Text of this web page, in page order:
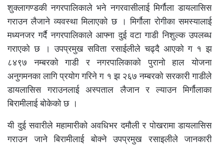
शुक्लागण्डकी नगरपालिकाले भने नगरवासीलाई मिर्गौला डायलासिस
गराउन लैजाने व्यवस्था मिलाएको छ । मिर्गौला रोगीका समस्यालाई
मध्यनजर गर्दै नगरपालिकाले आफ्ना दुई वटा गाडी निशुल्क उपलब्ध
गराएको छ । उपप्रमुख सविता रसाईलीले चढ्दै आएको ग १ झ
८४९७ नम्बरको गाडी र नगरपालिकाको पुरानो हाल योजना
अनुगमनका लागि प्रयोग गरिने ग १ झ २६७ नम्बरको सरकारी गाडीले
डायलासिस गराउनलाई अस्पताल लैजान र ल्याउन मिर्गौलाका
बिरामीलाई बोकेको छ ।
यी दुई सवारीले महामारीको अवधिभर दमौली र पोखरामा डायलासिस
गराउन जाने बिरामीलाई बोक्ने उपप्रमुख रसाइलीले जानकारी